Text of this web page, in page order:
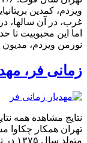
غرب، در آن سالها،
اما این محبوبیت تا
نورمن ویزدم،
زمانی فر،
تهران همکار چکاوا